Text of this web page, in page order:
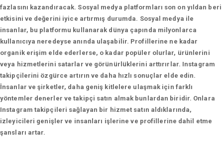
fazlasını kazandıracak. Sosyal medya platformları son on yıldan beri
etkisini ve değerini iyice artırmış durumda. Sosyal medya ile
insanlar, bu platformu kullanarak dünya çapında milyonlarca
kullanıcıya neredeyse anında ulaşabilir. Profillerine ne kadar
organik erişim elde ederlerse, o kadar popüler olurlar, ürünlerini
veya hizmetlerini satarlar ve görünürlüklerini arttırırlar. Instagram
takipçilerini özgürce artırın ve daha hızlı sonuçlar elde edin.
İnsanlar ve şirketler, daha geniş kitlelere ulaşmak için farklı
yöntemler denerler ve takipçi satın almak bunlardan biridir. Onlara
Instagram takipçileri sağlayan bir hizmet satın aldıklarında,
izleyicileri genişler ve insanları işlerine ve profillerine dahil etme
şansları artar.